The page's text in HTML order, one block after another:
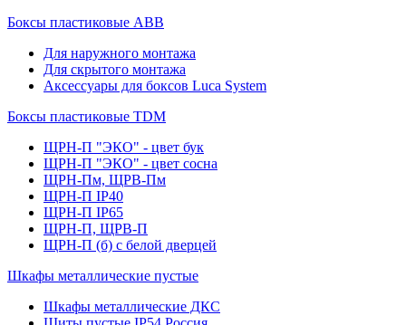
Боксы пластиковые ABB
Для наружного монтажа
Для скрытого монтажа
Аксессуары для боксов Luca System
Боксы пластиковые TDM
ЩРН-П "ЭКО" - цвет бук
ЩРН-П "ЭКО" - цвет сосна
ЩРН-Пм, ЩРВ-Пм
ЩРН-П IP40
ЩРН-П IP65
ЩРН-П, ЩРВ-П
ЩРН-П (б) с белой дверцей
Шкафы металлические пустые
Шкафы металлические ДКС